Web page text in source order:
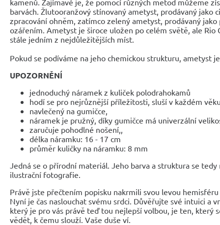
barvách. Žlutooranžový stínovaný ametyst, prodávaný jako
zpracování ohněm, zatímco zelený ametyst, prodávaný
ozářením. Ametyst je široce uložen po celém světě, ale Rio
stále jedním z nejdůležitějších míst.
Pokud se podíváme na jeho chemickou strukturu, ametyst
UPOZORNĚNÍ
jednoduchý náramek z kuliček polodrahokamů
hodí se pro nejrůznější příležitosti, sluší v každém
navlečený na gumičce,
náramek je pružný, díky gumičce má univerzální
zaručuje pohodlné nošení,,
délka náramku: 16 - 17 cm
průměr kuličky na náramku: 8 mm
Jedná se o přírodní materiál. Jeho barva a struktura se
ilustrační fotografie.
Právě jste přečtením popisku nakrmili svou levou
Nyní je čas naslouchat svému srdci. Důvěřujte své intuici a
který je pro vás právě teď tou nejlepší volbou, je ten, který
vědět, k čemu slouží. Vaše duše ví.